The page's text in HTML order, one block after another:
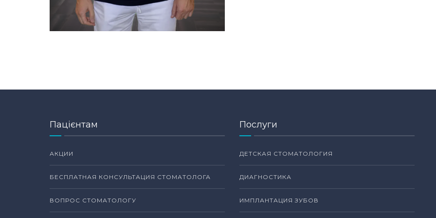
Пацієнтам
АКЦИИ
БЕСПЛАТНАЯ КОНСУЛЬТАЦИЯ СТОМАТОЛОГА
ВОПРОС СТОМАТОЛОГУ
Послуги
ДЕТСКАЯ СТОМАТОЛОГИЯ
ДИАГНОСТИКА
ИМПЛАНТАЦИЯ ЗУБОВ